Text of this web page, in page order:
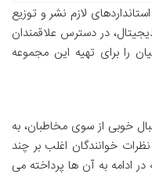
لازم نشر و توزیع
در دسترس علاقمندان
را برای تهیه این مجموعه
خوبی از سوی مخاطبان، به
خوانندگان اغلب بر چند
ادامه به آن ها پرداخته می